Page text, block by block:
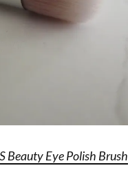
Beauty Eye Polish Brush